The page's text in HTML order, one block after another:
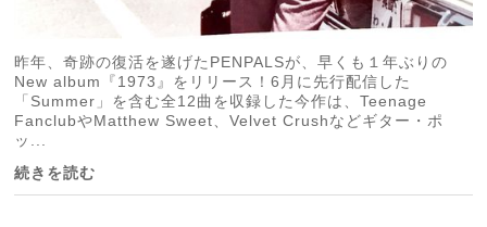
昨年、奇跡の復活を遂げたPENPALSが、早くも１年ぶりの
New album『1973』をリリース！6月に先行配信した
「Summer」を含む全12曲を収録した今作は、Teenage
FanclubやMatthew Sweet、Velvet Crushなどギター・ポ
ッ...
続きを読む